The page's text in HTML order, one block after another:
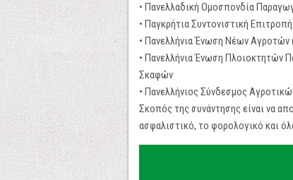
• Πανελλαδική Ομοσπονδία
• Παγκρήτια Συντονιστική Επιτροπή
• Πανελλήνια Ένωση Νέων
• Πανελλήνια Ένωση Πλοιοκτητών
Σκαφών
• Πανελλήνιος Σύνδεσμος
Σκοπός της συνάντησης είναι να
ασφαλιστικό, το φορολογικό και